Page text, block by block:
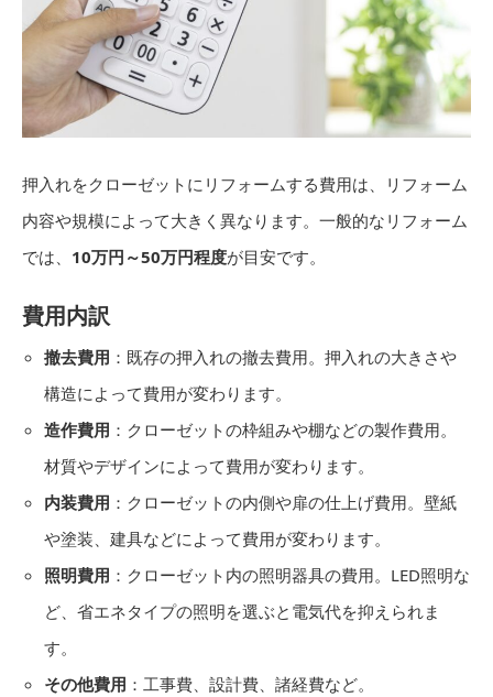
押入れをクローゼットにリフォームする費用は、リフォーム
内容や規模によって大きく異なります。一般的なリフォーム
では、 10万円～50万円程度が目安です。
費用内訳
撤去費用 ：既存の押入れの撤去費用。押入れの大きさや
構造によって費用が変わります。
造作費用 ：クローゼットの枠組みや棚などの製作費用。
材質やデザインによって費用が変わります。
内装費用 ：クローゼットの内側や扉の仕上げ費用。壁紙
や塗装、建具などによって費用が変わります。
照明費用 ：クローゼット内の照明器具の費用。LED照明な
ど、省エネタイプの照明を選ぶと電気代を抑えられま
す。
その他費用 ：工事費、設計費、諸経費など。